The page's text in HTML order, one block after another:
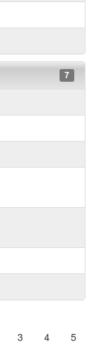
7
3 4 5